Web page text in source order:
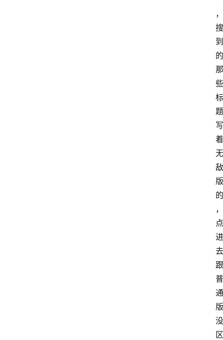
，
搜
到
的
那
些
标
题
写
着
无
敌
版
的
，
点
进
去
跟
普
通
版
没
区